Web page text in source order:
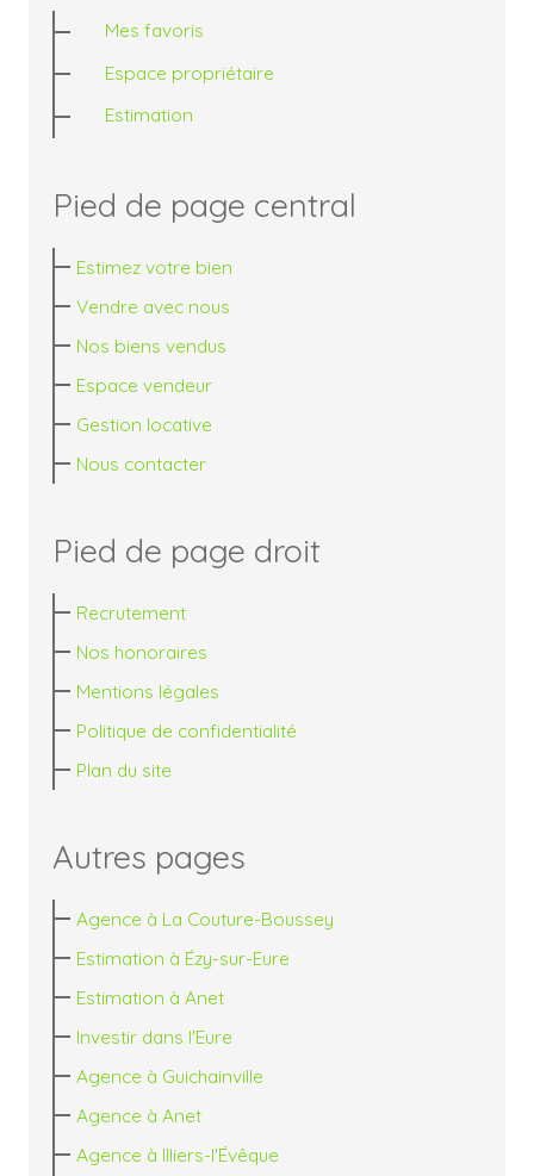
Mes favoris
Espace propriétaire
Estimation
Pied de page central
Estimez votre bien
Vendre avec nous
Nos biens vendus
Espace vendeur
Gestion locative
Nous contacter
Pied de page droit
Recrutement
Nos honoraires
Mentions légales
Politique de confidentialité
Plan du site
Autres pages
Agence à La Couture-Boussey
Estimation à Ézy-sur-Eure
Estimation à Anet
Investir dans l'Eure
Agence à Guichainville
Agence à Anet
Agence à Illiers-l'Évêque